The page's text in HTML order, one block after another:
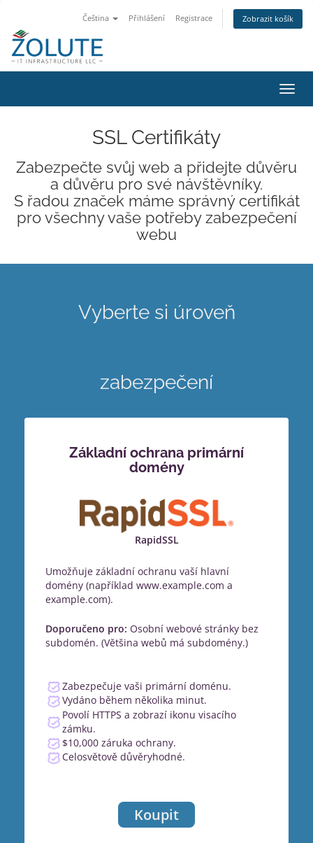
Čeština Přihlášení Registrace Zobrazit košík
SSL Certifikáty
Zabezpečte svůj web a přidejte důvěru
a důvěru pro své návštěvníky.
S řadou značek máme správný certifikát
pro všechny vaše potřeby zabezpečení
webu
Vyberte si úroveň
zabezpečení
Základní ochrana primární
domény
RapidSSL
Umožňuje základní ochranu vaší hlavní
domény (například www.example.com a
example.com).
Doporučeno pro: Osobní webové stránky bez
subdomén. (Většina webů má subdomény.)
Zabezpečuje vaši primární doménu.
Vydáno během několika minut.
Povolí HTTPS a zobrazí ikonu visacího
zámku.
$10,000 záruka ochrany.
Celosvětově důvěryhodné.
Koupit